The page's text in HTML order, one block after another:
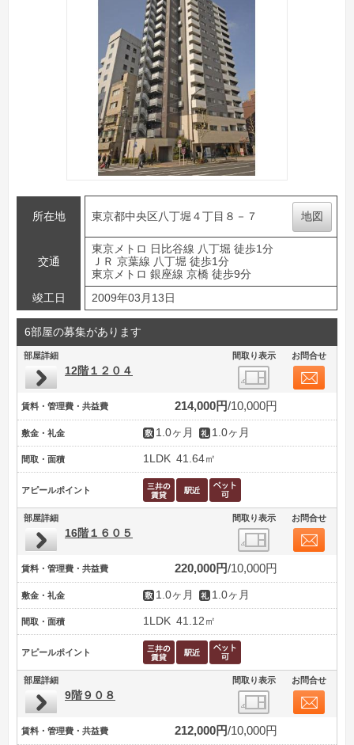
所在地 東京都中央区八丁堀４丁目８－７ 地図
交通
東京メトロ 日比谷線 八丁堀 徒歩1分
ＪＲ 京葉線 八丁堀 徒歩1分
東京メトロ 銀座線 京橋 徒歩9分
竣工日
2009年03月13日
6部屋の募集があります
部屋詳細 間取り表示 お問合せ
12階１２０４
賃料・管理費・共益費 214,000円 10,000円
敷金・礼金 1.0ヶ月 1.0ヶ月
間取・面積 1LDK 41.64㎡
アピールポイント
部屋詳細 間取り表示 お問合せ
16階１６０５
賃料・管理費・共益費 220,000円 10,000円
敷金・礼金 1.0ヶ月 1.0ヶ月
間取・面積 1LDK 41.12㎡
アピールポイント
部屋詳細 間取り表示 お問合せ
9階９０８
賃料・管理費・共益費 212,000円 10,000円